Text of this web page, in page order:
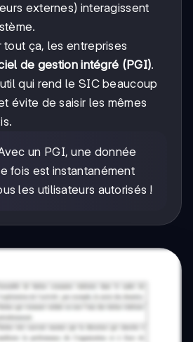
externes) interagissent
tout ça, les entreprises
de gestion intégré (PGI).
qui rend le SIC beaucoup
évite de saisir les mêmes
un PGI, une donnée
fois est instantanément
les utilisateurs autorisés !